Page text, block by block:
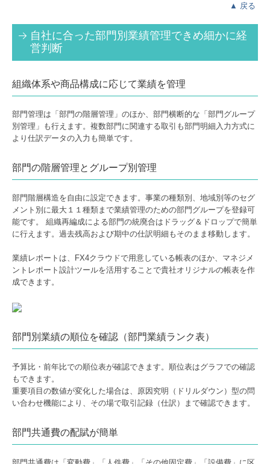
▲ 戻る
自社に合った部門別業績管理できめ細かに経
営判断
組織体系や商品構成に応じて業績を管理
部門管理は「部門の階層管理」のほか、部門横断的な「部門グループ
別管理」も行えます。複数部門に関連する取引も部門明細入力方式に
より仕訳データの入力も簡単です。
部門の階層管理とグループ別管理
部門階層構造を自由に設定できます。事業の種類別、地域別等のセグ
メント別に最大１１種類まで業績管理のための部門グループを登録可
能です。 組織再編成による部門の統廃合はドラッグ＆ドロップで簡単
に行えます。過去残高および期中の仕訳明細もそのまま移動します。
業績レポートは、FX4クラウドで用意している帳表のほか、マネジメ
ントレポート設計ツールを活用することで貴社オリジナルの帳表を作
成できます。
部門別業績の順位を確認（部門業績ランク表）
予算比・前年比での順位表が確認できます。順位表はグラフでの確認
もできます。
重要項目の数値が変化した場合は、原因究明（ドリルダウン）型の問
い合わせ機能により、その場で取引記録（仕訳）まで確認できます。
部門共通費の配賦が簡単